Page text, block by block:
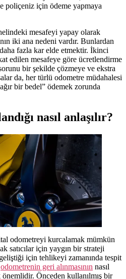
poliçeniz için ödeme yapmaya
mesafeyi yapay olarak
iki ana nedeni vardır. Bunlardan
fazla kar elde etmektir. İkinci
edilen mesafeye göre ücretlendirme
bir şekilde çözmeye ve ekstra
da, her türlü odometre müdahalesi
bir bedel” ödemek zorunda
nasıl anlaşılır?
odometreyi kurcalamak mümkün
satıcılar için yaygın bir strateji
için tehlikeyi zamanında tespit
odometrenin geri alınmasının nasıl
Önceden kullanılmış bir